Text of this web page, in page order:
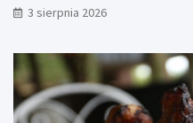
3 sierpnia 2026